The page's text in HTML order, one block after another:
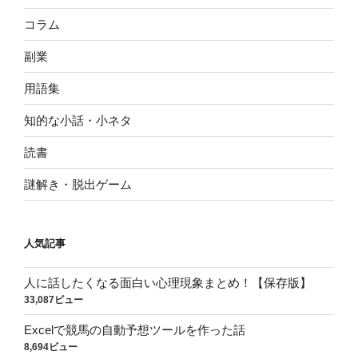
コラム
副業
用語集
知的な小話・小ネタ
読書
謎解き・脱出ゲーム
人気記事
人に話したくなる面白い心理現象まとめ！【保存版】
33,087ビュー
Excelで競馬の自動予想ツールを作った話
8,694ビュー